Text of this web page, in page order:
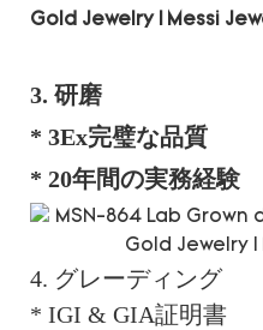
3. 研磨
* 3Ex完璧な品質
* 20年間の実務経験
4. グレーディング
* IGI & GIA証明書